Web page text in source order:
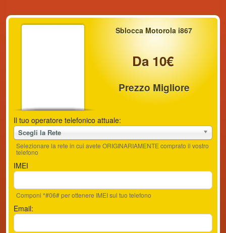
Sblocca Motorola i867
Da 10€
Prezzo Migliore
Il tuo operatore telefonico attuale:
Scegli la Rete
Selezionare la rete in cui avete ORIGINARIAMENTE comprato il vostro
telefono
IMEI
Componi *#06# per ottenere IMEI sul tuo telefono
Email: